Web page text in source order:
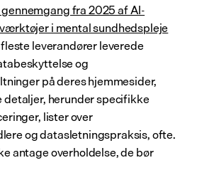
fra 2025 af AI-
i mental sundhedspleje
leverandører leverede
og
på deres hjemmesider,
herunder specifikke
lister over
og datasletningspraksis, ofte.
antage overholdelse, de bør